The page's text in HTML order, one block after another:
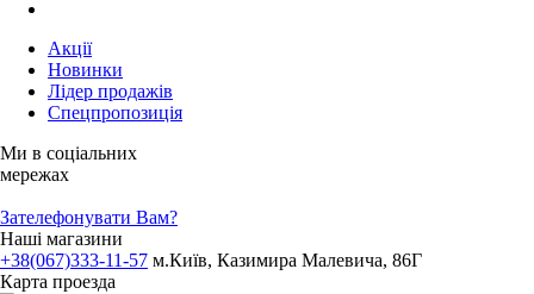
Акції
Новинки
Лідер продажів
Спецпропозиція
Ми в соціальних
мережах
Зателефонувати Вам?
Наші магазини
+38(067)333-11-57 м.Київ, Казимира Малевича, 86Г
Карта проезда